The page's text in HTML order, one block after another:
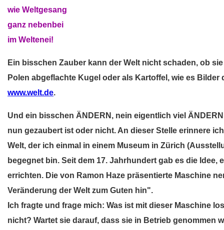
wie Weltgesang
ganz nebenbei
im Weltenei!
Ein bisschen Zauber kann der Welt nicht schaden, ob
Polen abgeflachte Kugel oder als Kartoffel, wie es Bilder
www.welt.de.
Und ein bisschen ÄNDERN, nein eigentlich viel
nun gezaubert ist oder nicht. An dieser Stelle erinnere
Welt, der ich einmal in einem Museum in Zürich
begegnet bin. Seit dem 17. Jahrhundert gab es die
errichten. Die von Ramon Haze präsentierte Maschine
Veränderung der Welt zum Guten hin".
Ich fragte und frage mich: Was ist mit dieser Maschine
nicht? Wartet sie darauf, dass sie in Betrieb genommen